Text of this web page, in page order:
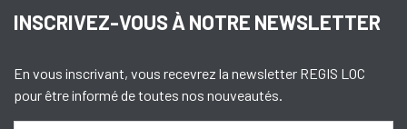
INSCRIVEZ-VOUS À NOTRE NEWSLETTER
En vous inscrivant, vous recevrez la newsletter REGIS LOC
pour être informé de toutes nos nouveautés.